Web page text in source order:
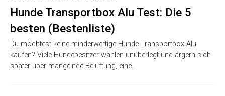
Hunde Transportbox Alu Test: Die 5
besten (Bestenliste)
Du möchtest keine minderwertige Hunde Transportbox Alu
kaufen? Viele Hundebesitzer wählen unüberlegt und ärgern sich
später über mangelnde Belüftung, eine…